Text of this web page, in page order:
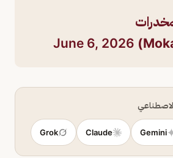
June 6, 2026
Gemini
Claude
Grok